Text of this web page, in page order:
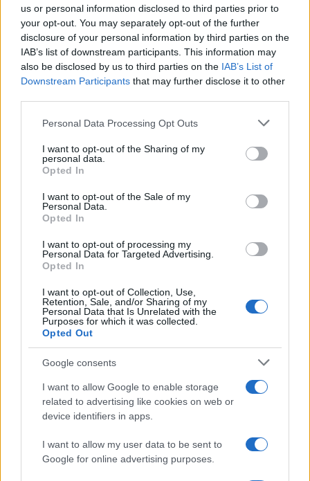
us or personal information disclosed to third parties prior to
your opt-out. You may separately opt-out of the further
disclosure of your personal information by third parties on the
IAB’s list of downstream participants. This information may
also be disclosed by us to third parties on the IAB’s List of
Downstream Participants that may further disclose it to other
Please note that this website/app uses one or more Google
not limited to your visit or usage behaviour. You may click to
grant or deny consent to Google and its third-party tags to
use your data for below specified purposes in below Google
consent section.
Personal Data Processing Opt Outs
I want to opt-out of the Sharing of my
personal data.
Opted In
I want to opt-out of the Sale of my
Personal Data.
Opted In
I want to opt-out of processing my
Personal Data for Targeted Advertising.
Opted In
I want to opt-out of Collection, Use,
Retention, Sale, and/or Sharing of my
Personal Data that Is Unrelated with the
Purposes for which it was collected.
Opted Out
Google consents
I want to allow Google to enable storage
related to advertising like cookies on web or
device identifiers in apps.
I want to allow my user data to be sent to
Google for online advertising purposes.
Sigue leyendo
CONSEJOS DE COCINA
Recetas refrescantes con queso para el calor
María Vázquez · 9 Ago 2026
CONSEJOS DE COCINA